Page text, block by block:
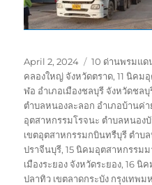
Posted
on
April 2, 2024 Tags
10 ด่านพรมแด
คลองใหญ่ จังหวัดตราด,11 นิคม
ฬอ อำเภอเมืองชลบุรี จังหวัดชลบุ
ตำบลหนองละลอก อำเภอบ้านค่า
อุตสาหกรรมโรจนะ ตำบลหนอง
เขตอุตสาหกรรมกบินทรืบุรี ตำบ
ปราจีนบุรี,15 นิคมอุตสาหกรรม
เมืองระยอง จังหวัดระยอง,16 นิค
ปลาทิว เขตลาดกระบัง กรุงเทพม